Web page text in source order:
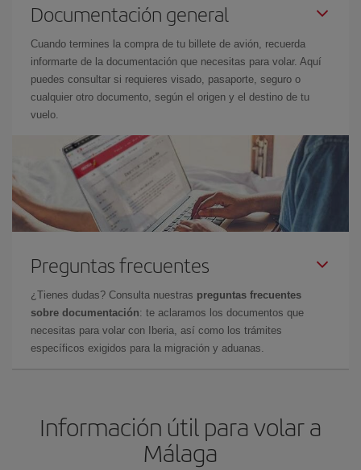
Documentación general
Cuando termines la compra de tu billete de avión, recuerda
informarte de la documentación que necesitas para volar. Aquí
puedes consultar si requieres visado, pasaporte, seguro o
cualquier otro documento, según el origen y el destino de tu
vuelo.
Preguntas frecuentes
¿Tienes dudas? Consulta nuestras preguntas frecuentes
sobre documentación: te aclaramos los documentos que
necesitas para volar con Iberia, así como los trámites
específicos exigidos para la migración y aduanas.
Información útil para volar a
Málaga